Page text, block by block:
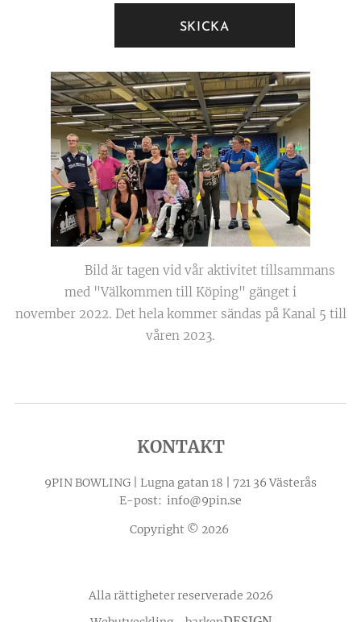
SKICKA
Bild är tagen vid vår aktivitet tillsammans
med "Välkommen till Köping" gänget i
november 2022. Det hela kommer sändas på Kanal 5 till
våren 2023.
KONTAKT
9PIN BOWLING | Lugna gatan 18 | 721 36 Västerås
E-post: info@9pin.se
Copyright © 2026
Alla rättigheter reserverade 2026